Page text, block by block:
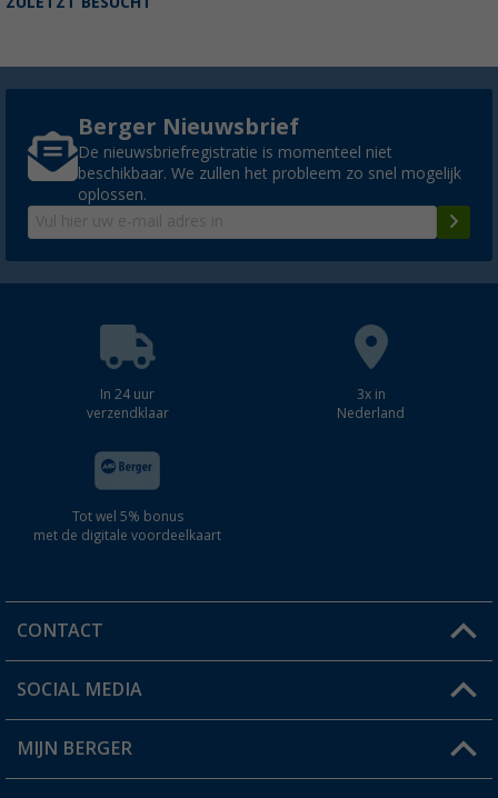
Berger Nieuwsbrief
De nieuwsbriefregistratie is momenteel niet
beschikbaar. We zullen het probleem zo snel mogelijk
oplossen.
In 24 uur
verzendklaar
3x in
Nederland
Tot wel 5% bonus
met de digitale voordeelkaart
CONTACT
Een vraag?
Winkel vinden
SOCIAL MEDIA
MIJN BERGER